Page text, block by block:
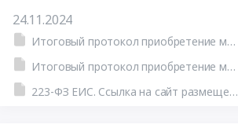
24.11.2024
Итоговый протокол приобретение мастики вопрос 1 от 23.08.2024 г
Итоговый протокол приобретение мастики вопрос 1 от 23.08.2024 г
223-ФЗ ЕИС. Ссылка на сайт размещения тендера #801580019584.doc